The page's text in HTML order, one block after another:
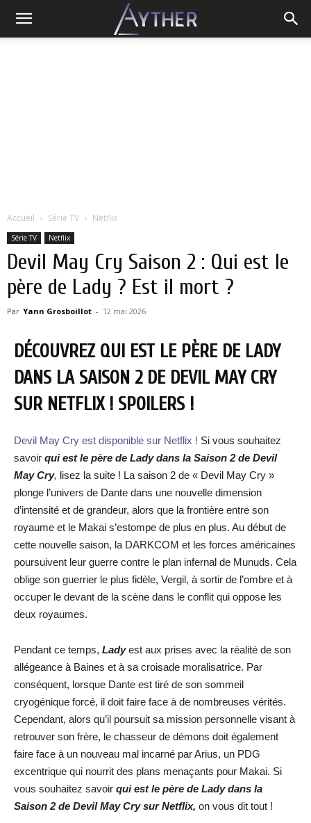
Accueil Série TV Netflix
Série TV Netflix
Devil May Cry Saison 2 : Qui est le
père de Lady ? Est il mort ?
Par Yann Grosboillot - 12 mai 2026
DÉCOUVREZ QUI EST LE PÈRE DE LADY
DANS LA SAISON 2 DE DEVIL MAY CRY
SUR NETFLIX ! SPOILERS !
Devil May Cry est disponible sur Netflix ! Si vous souhaitez
savoir qui est le père de Lady dans la Saison 2 de Devil
May Cry, lisez la suite ! La saison 2 de « Devil May Cry »
plonge l’univers de Dante dans une nouvelle dimension
d’intensité et de grandeur, alors que la frontière entre son
royaume et le Makai s’estompe de plus en plus. Au début de
cette nouvelle saison, la DARKCOM et les forces américaines
poursuivent leur guerre contre le plan infernal de Munuds. Cela
oblige son guerrier le plus fidèle, Vergil, à sortir de l’ombre et à
occuper le devant de la scène dans le conflit qui oppose les
deux royaumes.
Pendant ce temps, Ladyest aux prises avec la réalité de son
allégeance à Baines et à sa croisade moralisatrice. Par
conséquent, lorsque Dante est tiré de son sommeil
cryogénique forcé, il doit faire face à de nombreuses vérités.
Cependant, alors qu’il poursuit sa mission personnelle visant à
retrouver son frère, le chasseur de démons doit également
faire face à un nouveau mal incarné par Arius, un PDG
excentrique qui nourrit des plans menaçants pour Makai. Si
vous souhaitez savoir qui est le père de Lady dans la
Saison 2 de Devil May Cry sur Netflix, on vous dit tout !